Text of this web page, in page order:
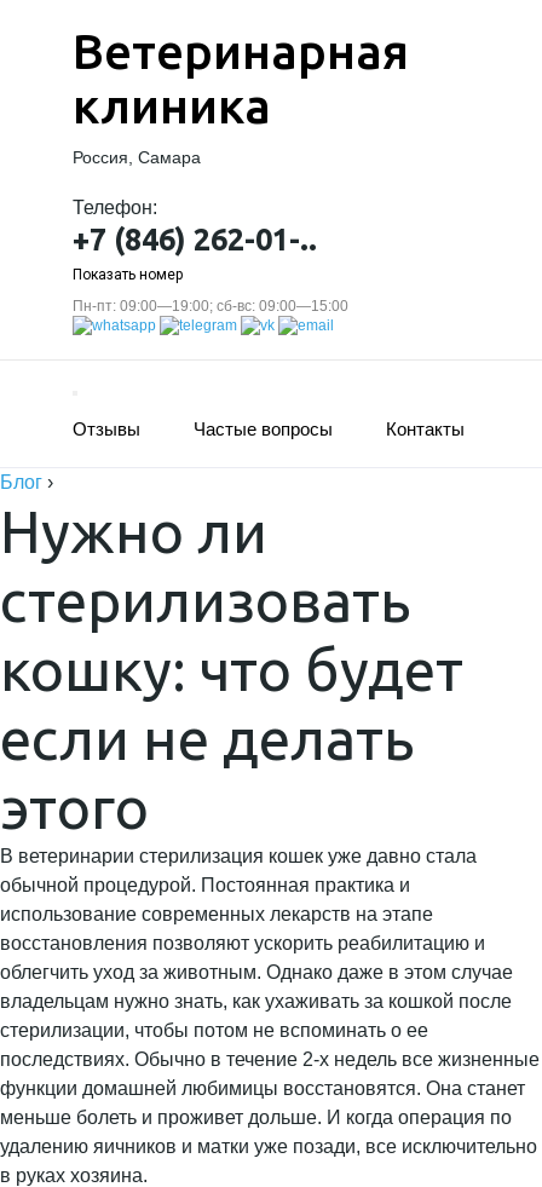
Ветеринарная
клиника
Россия, Самара
Телефон:
+7 (846) 262-01-..
Показать номер
Пн-пт: 09:00—19:00; сб-вс: 09:00—15:00
Отзывы Частые вопросы Контакты
Блог ›
Нужно ли
стерилизовать
кошку: что будет
если не делать
этого
В ветеринарии стерилизация кошек уже давно стала
обычной процедурой. Постоянная практика и
использование современных лекарств на этапе
восстановления позволяют ускорить реабилитацию и
облегчить уход за животным. Однако даже в этом случае
владельцам нужно знать, как ухаживать за кошкой после
стерилизации, чтобы потом не вспоминать о ее
последствиях. Обычно в течение 2-х недель все жизненные
функции домашней любимицы восстановятся. Она станет
меньше болеть и проживет дольше. И когда операция по
удалению яичников и матки уже позади, все исключительно
в руках хозяина.